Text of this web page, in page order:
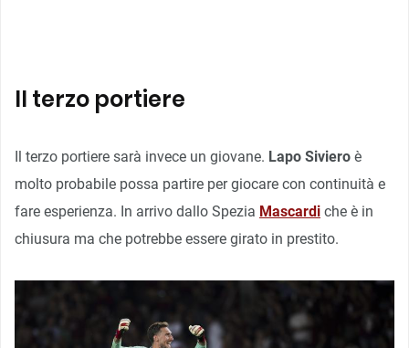
Il terzo portiere
Il terzo portiere sarà invece un giovane. Lapo Siviero è
molto probabile possa partire per giocare con continuità e
fare esperienza. In arrivo dallo Spezia Mascardi che è in
chiusura ma che potrebbe essere girato in prestito.